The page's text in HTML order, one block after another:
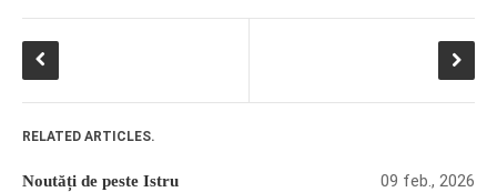
RELATED ARTICLES.
Noutăți de peste Istru 09 feb., 2026